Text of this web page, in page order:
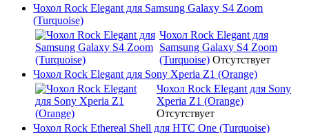
Чохол Rock Elegant для Samsung Galaxy S4 Zoom
(Turquoise)
Чохол Rock Elegant для
Samsung Galaxy S4 Zoom
(Turquoise) Отсутствует
Чохол Rock Elegant для Sony Xperia Z1 (Orange)
Чохол Rock Elegant для Sony
Xperia Z1 (Orange)
Отсутствует
Чохол Rock Ethereal Shell для HTC One (Turquoise)